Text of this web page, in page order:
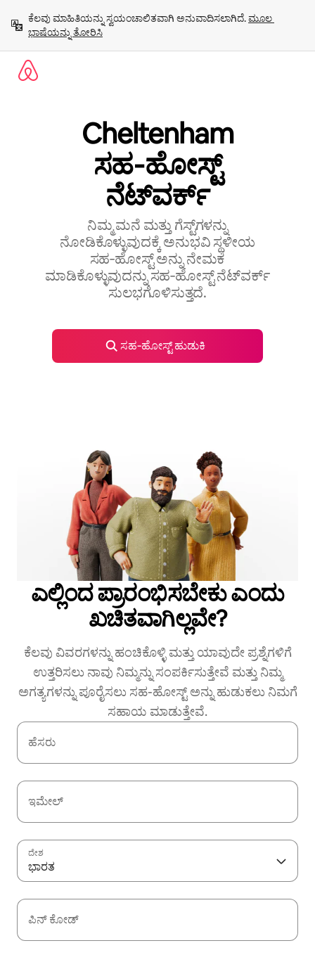
ಹೋಗಿ
ಕೆಲವು ಮಾಹಿತಿಯನ್ನು ಸ್ವಯಂಚಾಲಿತವಾಗಿ ಅನುವಾದಿಸಲಾಗಿದೆ. ಮೂಲ
ಭಾಷೆಯನ್ನು ತೋರಿಸಿ
Cheltenham
ಸಹ‑ಹೋಸ್ಟ್
‌ನೆಟ್‌ವರ್ಕ್
ನಿಮ್ಮ ಮನೆ ಮತ್ತು ಗೆಸ್ಟ್‌ಗಳನ್ನು
ನೋಡಿಕೊಳ್ಳುವುದಕ್ಕೆ ಅನುಭವಿ ಸ್ಥಳೀಯ
ಸಹ‑ಹೋಸ್ಟ್ ಅನ್ನು ನೇಮಕ
ಮಾಡಿಕೊಳ್ಳುವುದನ್ನು ಸಹ‑ಹೋಸ್ಟ್‌ ನೆಟ್‌ವರ್ಕ್‌
ಸುಲಭಗೊಳಿಸುತ್ತದೆ.
ಸಹ‑ಹೋಸ್ಟ್ ಹುಡುಕಿ
ಎಲ್ಲಿಂದ ಪ್ರಾರಂಭಿಸಬೇಕು ಎಂದು
ಖಚಿತವಾಗಿಲ್ಲವೇ?
ಕೆಲವು ವಿವರಗಳನ್ನು ಹಂಚಿಕೊಳ್ಳಿ ಮತ್ತು ಯಾವುದೇ ಪ್ರಶ್ನೆಗಳಿಗೆ
ಉತ್ತರಿಸಲು ನಾವು ನಿಮ್ಮನ್ನು ಸಂಪರ್ಕಿಸುತ್ತೇವೆ ಮತ್ತು ನಿಮ್ಮ
ಅಗತ್ಯಗಳನ್ನು ಪೂರೈಸಲು ಸಹ-ಹೋಸ್ಟ್ ಅನ್ನು ಹುಡುಕಲು ನಿಮಗೆ
ಸಹಾಯ ಮಾಡುತ್ತೇವೆ.
ಹೆಸರು
ಇಮೇಲ್
ದೇಶ
ಭಾರತ
ಪಿನ್ ಕೋಡ್